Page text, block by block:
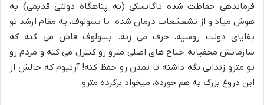
فرماندهی حفاظت شده تاگانسکی (یه پناهگاه دولتی قدیمی) به
هوش میاد و از تشعشعات درمان شده. با بسولوف، یه مقام ارشد تو
بقایای دولت روسیه، حرف می زنه. بسولوف فاش می کنه که
سازمانش مخفیانه جناح های اصلی مترو رو کنترل می کنه و مردم رو
تو مترو زندانی نگه داشته تا تمدن رو حفظ کنه! آرتیوم که حالش از
این دروغ بزرگ به هم خورده، میخواد برگرده مترو.